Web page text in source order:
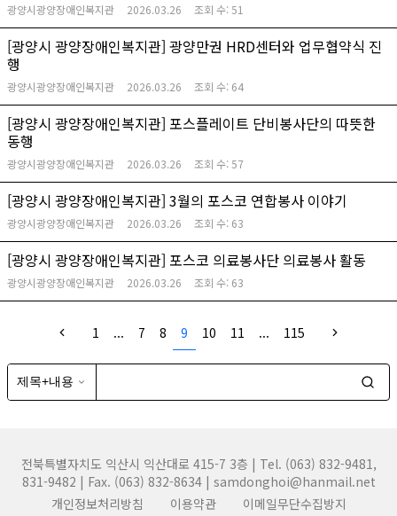
광양시광양장애인복지관 2026.03.26 조회 수:51
[광양시 광양장애인복지관] 광양만권 HRD센터와 업무협약식 진
행
광양시광양장애인복지관 2026.03.26 조회 수: 64
[광양시 광양장애인복지관] 포스플레이트 단비봉사단의 따뜻한
동행
광양시광양장애인복지관 2026.03.26 조회 수:57
[광양시 광양장애인복지관] 3월의 포스코 연합봉사 이야기
광양시광양장애인복지관 2026.03.26 조회 수: 63
[광양시 광양장애인복지관] 포스코 의료봉사단 의료봉사 활동
광양시광양장애인복지관 2026.03.26 조회 수: 63
1 ... 7 8 9 10 11 ... 115
전북특별자치도 익산시 익산대로 415-7 3층 | Tel. (063) 832-9481,
831-9482 | Fax. (063) 832-8634 | samdonghoi@hanmail.net
개인정보처리방침
이용약관 이메일무단수집방지